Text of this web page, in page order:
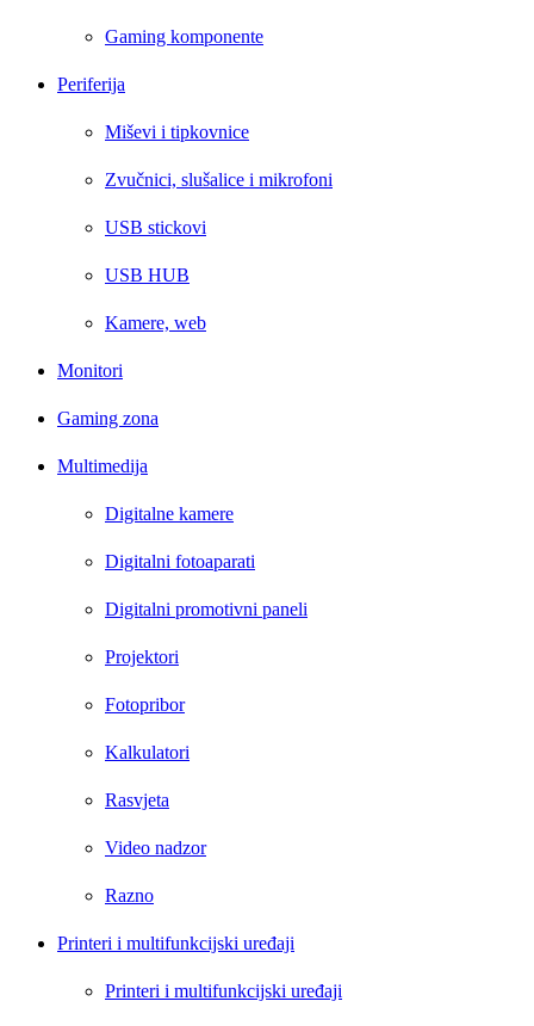
Gaming komponente
Periferija
Miševi i tipkovnice
Zvučnici, slušalice i mikrofoni
USB stickovi
USB HUB
Kamere, web
Monitori
Gaming zona
Multimedija
Digitalne kamere
Digitalni fotoaparati
Digitalni promotivni paneli
Projektori
Fotopribor
Kalkulatori
Rasvjeta
Video nadzor
Razno
Printeri i multifunkcijski uređaji
Printeri i multifunkcijski uređaji